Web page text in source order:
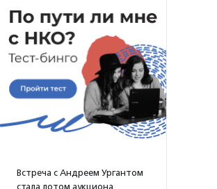
Встреча с Андреем Ургантом
стала лотом аукциона